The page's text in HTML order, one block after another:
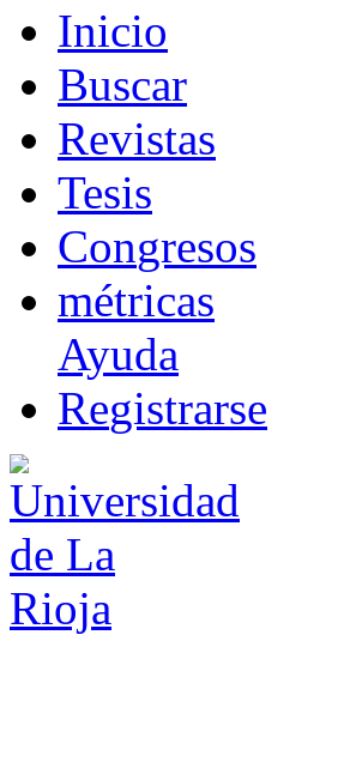
Inicio
Buscar
Revistas
Tesis
Congresos
métricas
Ayuda
Registrarse